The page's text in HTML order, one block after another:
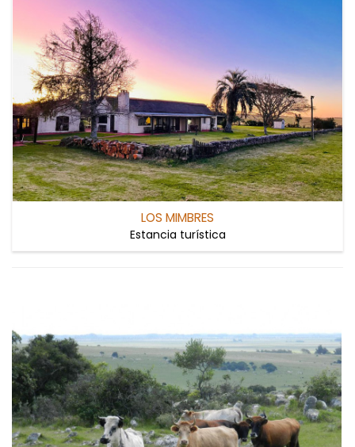
LOS MIMBRES
Estancia turística